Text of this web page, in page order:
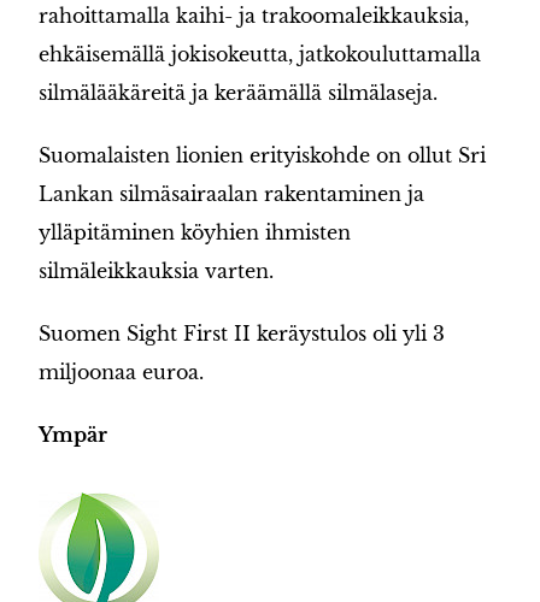
rahoittamalla kaihi- ja trakoomaleikkauksia,
ehkäisemällä jokisokeutta, jatkokouluttamalla
silmälääkäreitä ja keräämällä silmälaseja.
Suomalaisten lionien erityiskohde on ollut Sri
Lankan silmäsairaalan rakentaminen ja
ylläpitäminen köyhien ihmisten
silmäleikkauksia varten.
Suomen Sight First II keräystulos oli yli 3
miljoonaa euroa.
Ympär